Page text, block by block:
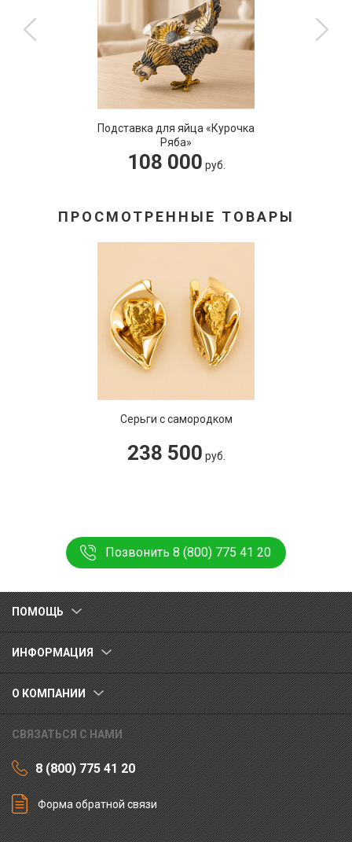
Подставка для яйца «Курочка
Ряба»
108 000 руб.
ПРОСМОТРЕННЫЕ ТОВАРЫ
Серьги с самородком
238 500 руб.
Позвонить 8 (800) 775 41 20
ПОМОЩЬ
ИНФОРМАЦИЯ
О КОМПАНИИ
СВЯЗАТЬСЯ С НАМИ
8 (800) 775 41 20
Форма обратной связи